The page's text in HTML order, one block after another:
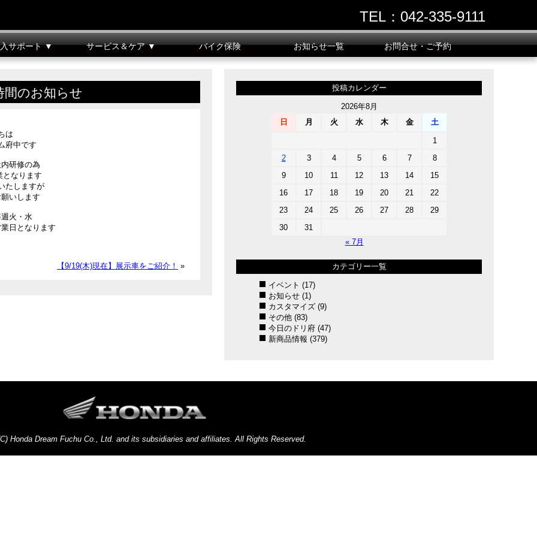
TEL：042-335-9111
サポート ▼ サービス＆ケア ▼ バイク保険 お知らせ一覧 お問合せ・ご予約
間のお知らせ
は
府中です
研修の為
となります
たしますが
いします
火・水
日となります
【9/19(木)現在】展示車をご紹介！ »
投稿カレンダー
2026年8月
日
月 火 水 木 金 土
1
2
3 4 5 6 7
8
9
10 11 12 13 14
15
16
17 18 19 20 21
22
23
24 25 26 27 28
29
30
31
« 7月
カテゴリー一覧
イベント (17)
お知らせ (1)
カスタマイズ (9)
その他 (83)
今日のドリ府 (47)
新商品情報 (379)
Honda Dream Fuchu Co., Ltd. and its subsidiaries and affiliates. All Rights Reserved.